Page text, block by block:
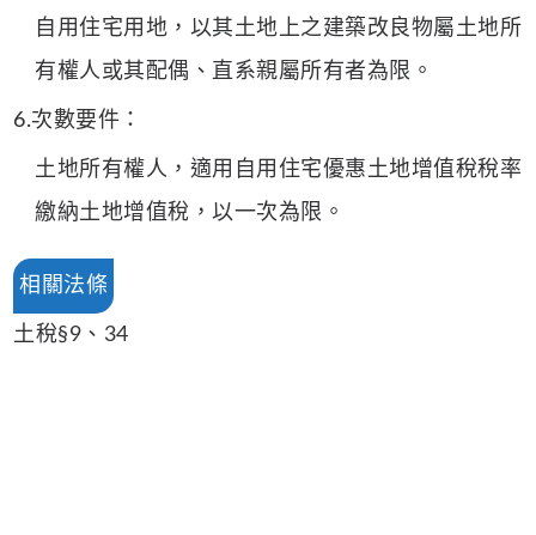
自用住宅用地，以其土地上之建築改良物屬土地所
有權人或其配偶、直系親屬所有者為限。
6.次數要件：
土地所有權人，適用自用住宅優惠土地增值稅稅率
繳納土地增值稅，以一次為限。
相關法條
土稅§9、34